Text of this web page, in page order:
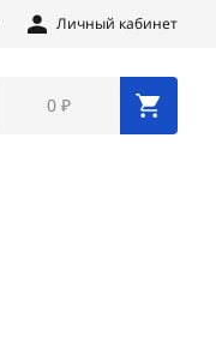
Личный кабинет
0 ₽